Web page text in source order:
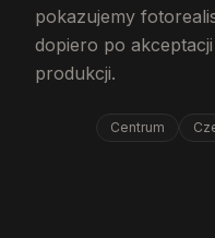
pokazujemy
dopiero po
produkcji.
Centrum